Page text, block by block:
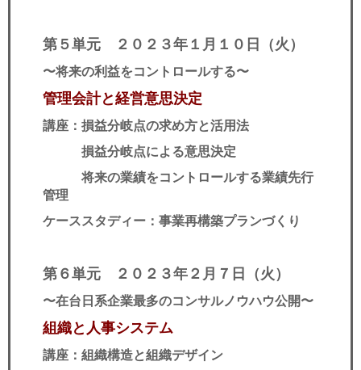
第５単元 ２０２３年１ 月１０日（火）
〜将来の利益をコントロールする〜​
管理会計と経営意思決定
講座：損益分岐点の求め方と活用法
損益分岐点による意思決定
将来の業績をコントロールする業績先行
管理
ケーススタディー：事業再構築プランづくり
第６単元 ２０２３年２ 月７日（火）
〜在台日系企業最多のコンサルノウハウ公開〜​
組織と人事システム
講座：組織構造と組織デザイン